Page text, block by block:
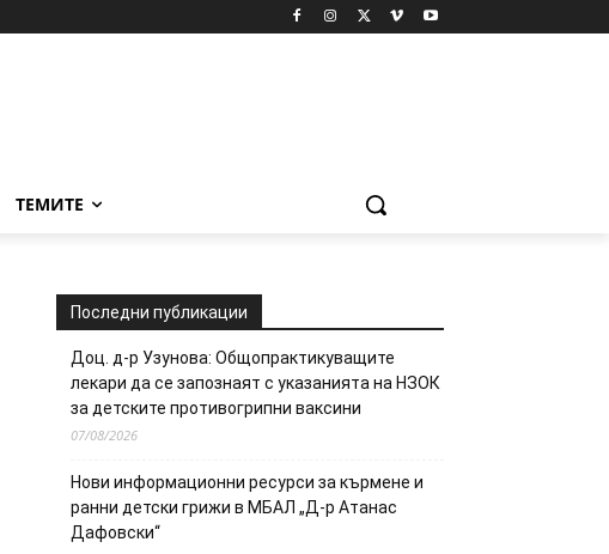
ТЕМИТЕ
Последни публикации
Доц. д-р Узунова: Общопрактикуващите
лекари да се запознаят с указанията на НЗОК
за детските противогрипни ваксини
07/08/2026
Нови информационни ресурси за кърмене и
ранни детски грижи в МБАЛ „Д-р Атанас
Дафовски“